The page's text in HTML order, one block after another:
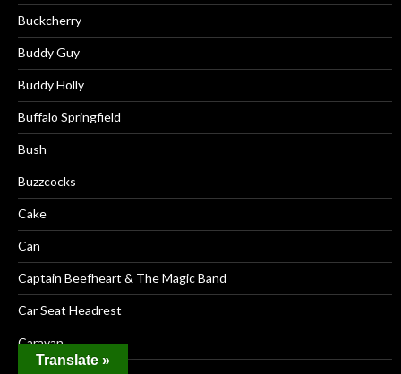
Buckcherry
Buddy Guy
Buddy Holly
Buffalo Springfield
Bush
Buzzcocks
Cake
Can
Captain Beefheart & The Magic Band
Car Seat Headrest
Caravan
Translate »